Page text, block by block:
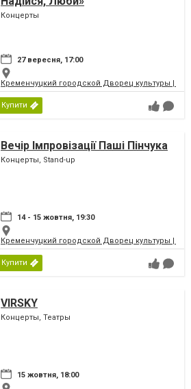
Концерты
27 вересня, 17:00
Кременчуцкий городской Дворец культуры |
Купити
Вечір Імпровізації Паші Пінчука
Концерты, Stand-up
14 - 15 жовтня, 19:30
Кременчуцкий городской Дворец культуры |
Купити
VIRSKY
Концерты, Театры
15 жовтня, 18:00